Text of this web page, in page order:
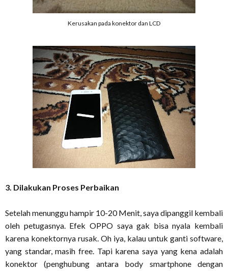
Kerusakan pada konektor dan LCD
3. Dilakukan Proses Perbaikan
Setelah menunggu hampir 10-20 Menit, saya dipanggil kembali
oleh petugasnya. Efek OPPO saya gak bisa nyala kembali
karena konektornya rusak. Oh iya, kalau untuk ganti software,
yang standar, masih free. Tapi karena saya yang kena adalah
konektor (penghubung antara body smartphone dengan